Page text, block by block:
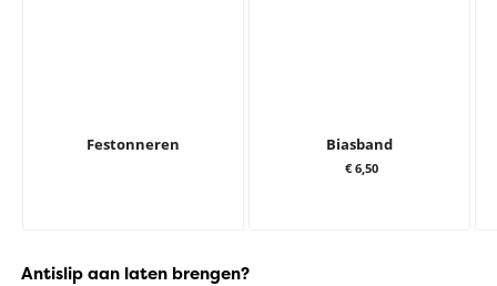
Festonneren Biasband
€ 6,50
Antislip aan laten brengen?